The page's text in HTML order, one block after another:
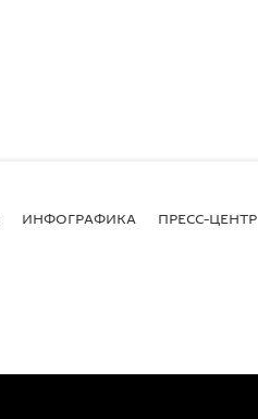
ИНФОГРАФИКА ПРЕСС-ЦЕНТР